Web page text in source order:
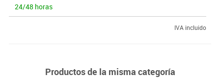
* Apto para lavadora.
24/48 horas
IVA incluido
Productos de la misma categoría